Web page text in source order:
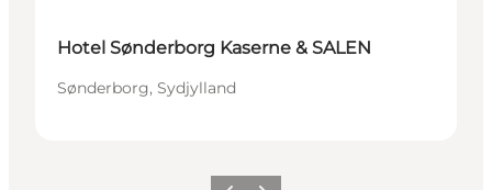
Hotel Sønderborg Kaserne & SALEN
Sønderborg, Sydjylland